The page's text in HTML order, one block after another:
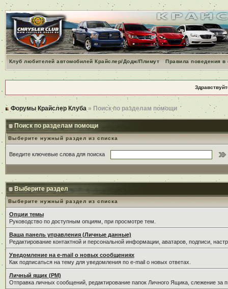
Клуб любителей автомобилей Крайслер/Додж/Плимут Правила поведения
Форумы Крайслер Клуба » Поиск по разделам помощи
Поиск по разделам помощи
Выберите нужный раздел из списка
Введите ключевые слова для поиска
Выберите раздел
Выберите нужный раздел из списка
Опции темы
Руководство по доступным опциям, при просмотре тем.
Ваша панель управления (Личные данные)
Редактирование контактной и персональной информации, аватаров, подписи,
Уведомление на e-mail о новых сообщениях
Как подписаться на тему для уведомления по e-mail о новых ответах.
Личный ящик (PM)
Отправка личных сообщений, редактирование папок Личного Ящика, слежение